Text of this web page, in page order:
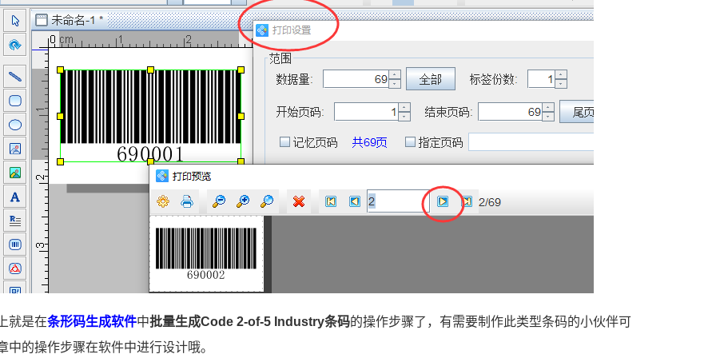
就是在条形码生成软件中批量生成Code 2-of-5 Industry条码的操作步骤了，有需要制作此类型条码的小伙伴可
中的操作步骤在软件中进行设计哦。